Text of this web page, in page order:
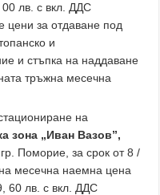
лв. с вкл. ДДС
цени за отдаване под
и
и стъпка на наддаване
тръжна месечна
на
зона „Иван Вазов”,
Поморие, за срок от 8 /
месечна наемна цена
60 лв. с вкл. ДДС